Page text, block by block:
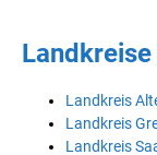
Landkreis
Landkreis
Landkreis